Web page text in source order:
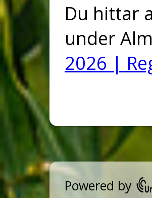
Du hittar
under
2026 |
Powered by